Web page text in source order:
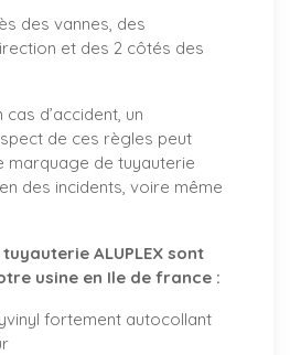
des vannes, des
et des 2 côtés des
d’accident, un
de ces règles peut
marquage de tuyauterie
des incidents, voire même
ALUPLEX sont
usine en Ile de france :
fortement autocollant